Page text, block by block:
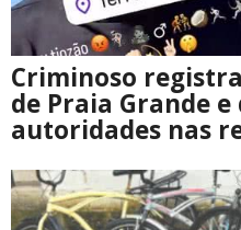
Criminoso
de Praia Grande e
autoridades nas